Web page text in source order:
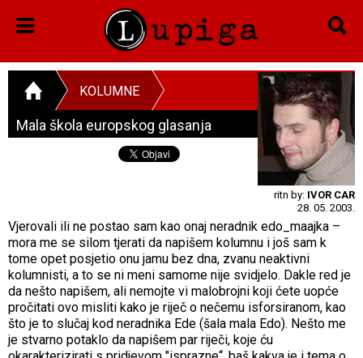
KOLUMNE
Mala škola europskog glasanja
ritn by: IVOR CAR
28. 05. 2003.
Vjerovali ili ne postao sam kao onaj neradnik edo_maajka –
mora me se silom tjerati da napišem kolumnu i još sam k
tome opet posjetio onu jamu bez dna, zvanu neaktivni
kolumnisti, a to se ni meni samome nije svidjelo. Dakle red je
da nešto napišem, ali nemojte vi malobrojni koji ćete uopće
pročitati ovo misliti kako je riječ o nečemu isforsiranom, kao
što je to slučaj kod neradnika Ede (šala mala Edo). Nešto me
je stvarno potaklo da napišem par riječi, koje ću